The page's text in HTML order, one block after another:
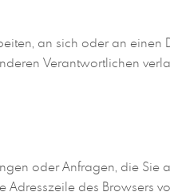
an sich oder an einen
Verantwortlichen
oder Anfragen, die Sie
des Browsers